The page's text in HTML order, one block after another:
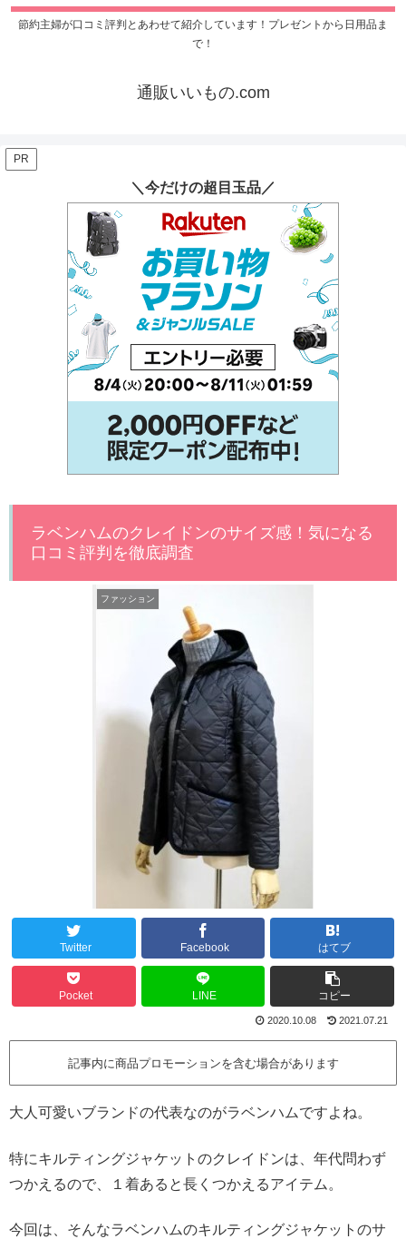
節約主婦が口コミ評判とあわせて紹介しています！プレゼントから日用品ま
で！
通販いいもの.com
PR
＼今だけの超目玉品／
ラベンハムのクレイドンのサイズ感！気になる
口コミ評判を徹底調査
ファッション
Twitter Facebook はてブ
Pocket LINE コピー
2020.10.08 2021.07.21
記事内に商品プロモーションを含む場合があります
大人可愛いブランドの代表なのがラベンハムですよね。
特にキルティングジャケットのクレイドンは、年代問わず
つかえるので、１着あると長くつかえるアイテム。
今回は、そんなラベンハムのキルティングジャケットのサ